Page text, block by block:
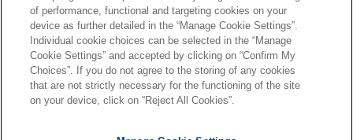
送信する前の注意事項：
www.jonesday.comに掲載されている情報は、一般的な使用を
目的としており、法的アドバイスを目的としたものではありま
せん。このEmailを送信することにより、弁護士を含む専門
弁護士業務広告 お問い合わせ
免責事項
プライバシーポリシー
著作権
of performance, functional and targeting cookies on your
device as further detailed in the “Manage Cookie Settings”.
Individual cookie choices can be selected in the “Manage
Cookie Settings” and accepted by clicking on “Confirm My
Choices”. If you do not agree to the storing of any cookies
that are not strictly necessary for the functioning of the site
on your device, click on “Reject All Cookies”.